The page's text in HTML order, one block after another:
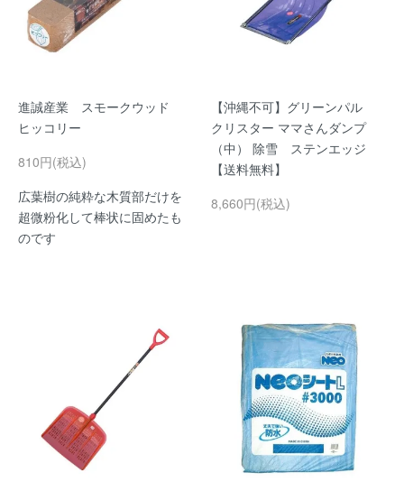
進誠産業 スモークウッド
ヒッコリー
810円(税込)
広葉樹の純粋な木質部だけを
超微粉化して棒状に固めたも
のです
【沖縄不可】グリーンパル
クリスター ママさんダンプ
（中） 除雪 ステンエッジ
【送料無料】
8,660円(税込)